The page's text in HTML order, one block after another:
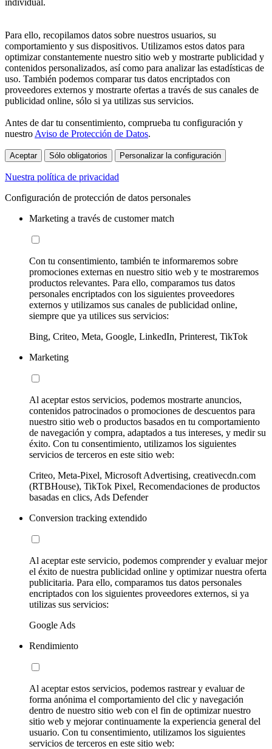
Para ello, recopilamos datos sobre nuestros usuarios, su
comportamiento y sus dispositivos. Utilizamos estos datos para
optimizar constantemente nuestro sitio web y mostrarte publicidad y
contenidos personalizados, así como para analizar las estadísticas de
uso. También podemos comparar tus datos encriptados con
proveedores externos y mostrarte ofertas a través de sus canales de
publicidad online, sólo si ya utilizas sus servicios.
Antes de dar tu consentimiento, comprueba tu configuración y
nuestro Aviso de Protección de Datos.
Aceptar Sólo obligatorios Personalizar la configuración
Nuestra política de privacidad
Configuración de protección de datos personales
Marketing a través de customer match
Con tu consentimiento, también te informaremos sobre
promociones externas en nuestro sitio web y te mostraremos
productos relevantes. Para ello, comparamos tus datos
personales encriptados con los siguientes proveedores
externos y utilizamos sus canales de publicidad online,
siempre que ya utilices sus servicios:
Bing, Criteo, Meta, Google, LinkedIn, Printerest, TikTok
Marketing
Al aceptar estos servicios, podemos mostrarte anuncios,
contenidos patrocinados o promociones de descuentos para
nuestro sitio web o productos basados en tu comportamiento
de navegación y compra, adaptados a tus intereses, y medir su
éxito. Con tu consentimiento, utilizamos los siguientes
servicios de terceros en este sitio web:
Criteo, Meta-Pixel, Microsoft Advertising, creativecdn.com
(RTBHouse), TikTok Pixel, Recomendaciones de productos
basadas en clics, Ads Defender
Conversion tracking extendido
Al aceptar este servicio, podemos comprender y evaluar mejor
el éxito de nuestra publicidad online y optimizar nuestra oferta
publicitaria. Para ello, comparamos tus datos personales
encriptados con los siguientes proveedores externos, si ya
utilizas sus servicios:
Google Ads
Rendimiento
Al aceptar estos servicios, podemos rastrear y evaluar de
forma anónima el comportamiento del clic y navegación
dentro de nuestro sitio web con el fin de optimizar nuestro
sitio web y mejorar continuamente la experiencia general del
usuario. Con tu consentimiento, utilizamos los siguientes
servicios de terceros en este sitio web: